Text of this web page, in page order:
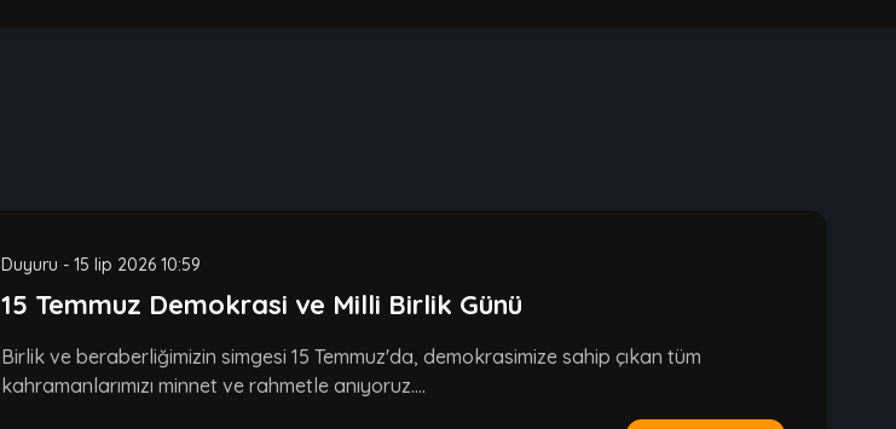
Duyuru - 15 lip 2026 10:59
15 Temmuz Demokrasi ve Milli Birlik Günü
Birlik ve beraberliğimizin simgesi 15 Temmuz'da, demokrasimize sahip çıkan tüm
kahramanlarımızı minnet ve rahmetle anıyoruz....